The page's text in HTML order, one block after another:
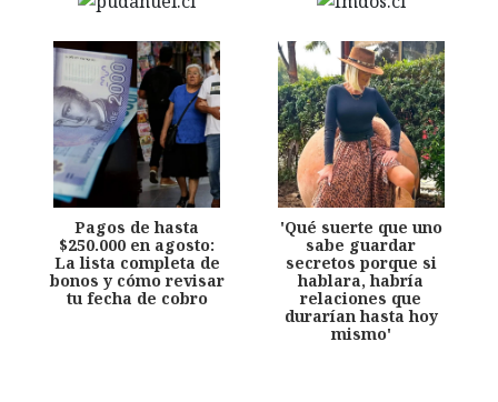
Pagos de hasta
$250.000 en agosto:
La lista completa de
bonos y cómo revisar
tu fecha de cobro
'Qué suerte que uno
sabe guardar
secretos porque si
hablara, habría
relaciones que
durarían hasta hoy
mismo'